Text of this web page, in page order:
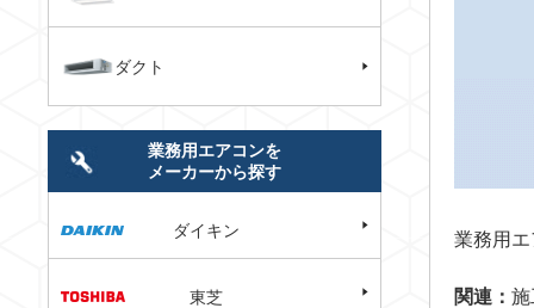
業務用
関連： 施
ダクト
業務用エアコンを
メーカーから探す
ダイキン
東芝